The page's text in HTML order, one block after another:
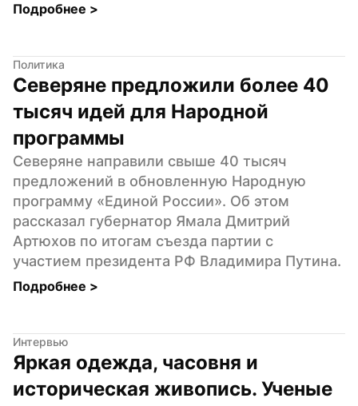
Подробнее >
Политика
Северяне предложили более 40
тысяч идей для Народной
программы
Северяне направили свыше 40 тысяч
предложений в обновленную Народную
программу «Единой России». Об этом
рассказал губернатор Ямала Дмитрий
Артюхов по итогам съезда партии с
участием президента РФ Владимира Путина.
Подробнее >
Интервью
Яркая одежда, часовня и
историческая живопись. Ученые